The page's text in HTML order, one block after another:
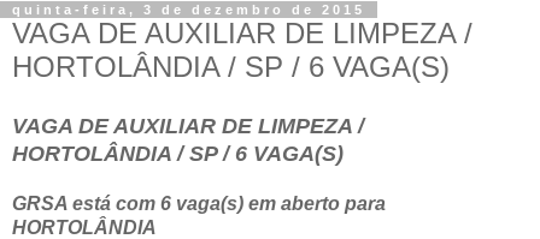
quinta-feira, 3 de dezembro de 2015
VAGA DE AUXILIAR DE LIMPEZA /
HORTOLÂNDIA / SP / 6 VAGA(S)
VAGA DE AUXILIAR DE LIMPEZA /
HORTOLÂNDIA / SP / 6 VAGA(S)
GRSA está com 6 vaga(s) em aberto para
HORTOLÂNDIA